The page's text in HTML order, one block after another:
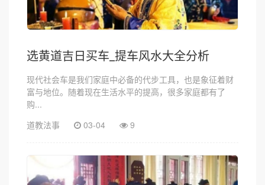
选黄道吉日买车_提车风水大全分析
现代社会车是我们家庭中必备的代步工具，也是象征着财
富与地位。随着现在生活水平的提高，很多家庭都有了
购...
道教法事
03-04 9